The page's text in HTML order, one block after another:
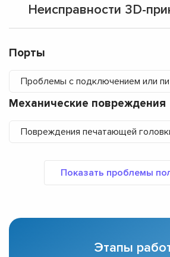
Неисправности 3D-
Порты
Проблемы с подключением или
Механические повреждения
Повреждения печатающей
Этапы